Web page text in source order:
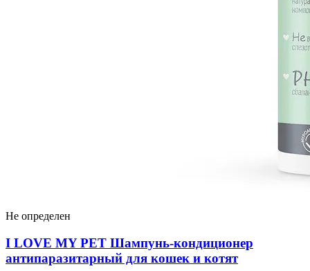
Не определен
I LOVЕ MY PET Шампунь-кондиционер
антипаразитарный для кошек и котят